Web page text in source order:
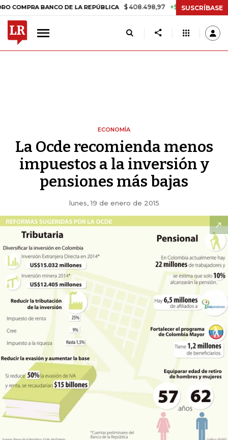
BANCO DE LA REPÚBLICA $ 408.498,97 +$ 8.753,81 +2,19%
SUSCRÍBASE
ECONOMÍA
La Ocde recomienda menos
impuestos a la inversión y
pensiones más bajas
lunes, 19 de enero de 2015